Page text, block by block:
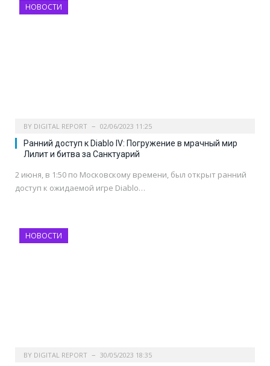
НОВОСТИ
BY DIGITAL REPORT 02/06/2023 11:25
Ранний доступ к Diablo IV: Погружение в мрачный мир
Лилит и битва за Санктуарий
2 июня, в 1:50 по Московскому времени, был открыт ранний
доступ к ожидаемой игре Diablo…
НОВОСТИ
BY DIGITAL REPORT 30/05/2023 18:35